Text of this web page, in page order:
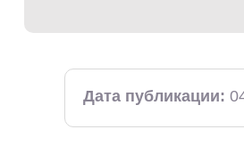
Детские /
Прочее (2862)
w ... (233)
Дата публикации: